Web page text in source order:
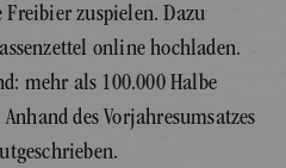
Freibier zuspielen. Dazu
online hochladen.
mehr als 100.000 Halbe
des Vorjahresumsatzes